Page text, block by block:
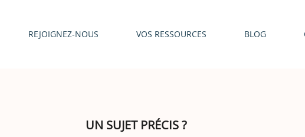
REJOIGNEZ-NOUS VOS RESSOURCES BLOG
UN SUJET PRÉCIS ?